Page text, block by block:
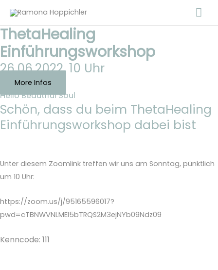
Inhalt
springen
ThetaHealing
Einführungsworkshop
26.06.2022, 10 Uhr
More Infos
Hello Beautiful Soul
Schön, dass du beim ThetaHealing
Einführungsworkshop dabei bist
Unter diesem Zoomlink treffen wir uns am Sonntag, pünktlich
um 10 Uhr:
https://zoom.us/j/95165596017?
pwd=cTBNWVNLMEI5bTRQS2M3ejNYb09Ndz09
Kenncode: 111